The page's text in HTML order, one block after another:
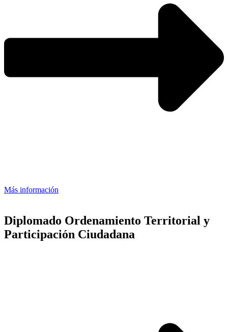
Más información
Diplomado Ordenamiento Territorial y
Participación Ciudadana